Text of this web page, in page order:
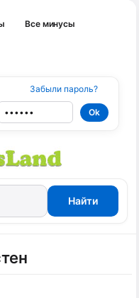
Все минусы
Забыли пароль?